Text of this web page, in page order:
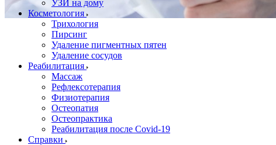
УЗИ на дому
Косметология
Трихология
Пирсинг
Удаление пигментных пятен
Удаление сосудов
Реабилитация
Массаж
Рефлексотерапия
Физиотерапия
Остеопатия
Остеопрактика
Реабилитация после Covid-19
Справки